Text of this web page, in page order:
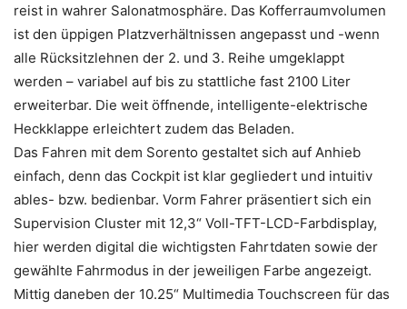
reist in wahrer Salonatmosphäre. Das Kofferraumvolumen
ist den üppigen Platzverhältnissen angepasst und -wenn
alle Rücksitzlehnen der 2. und 3. Reihe umgeklappt
werden – variabel auf bis zu stattliche fast 2100 Liter
erweiterbar. Die weit öffnende, intelligente-elektrische
Heckklappe erleichtert zudem das Beladen.
Das Fahren mit dem Sorento gestaltet sich auf Anhieb
einfach, denn das Cockpit ist klar gegliedert und intuitiv
ables- bzw. bedienbar. Vorm Fahrer präsentiert sich ein
Supervision Cluster mit 12,3“ Voll-TFT-LCD-Farbdisplay,
hier werden digital die wichtigsten Fahrtdaten sowie der
gewählte Fahrmodus in der jeweiligen Farbe angezeigt.
Mittig daneben der 10.25“ Multimedia Touchscreen für das